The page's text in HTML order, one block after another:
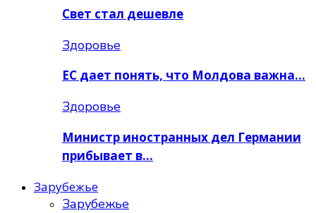
Свет стал дешевле
Здоровье
ЕС дает понять, что Молдова важна…
Здоровье
Министр иностранных дел Германии
прибывает в…
Зарубежье
Зарубежье